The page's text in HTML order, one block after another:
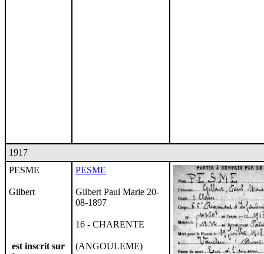
1917
PESME
Gilbert
est inscrit sur
PESME
Gilbert Paul Marie 20-
08-1897
16 - CHARENTE
(ANGOULEME)